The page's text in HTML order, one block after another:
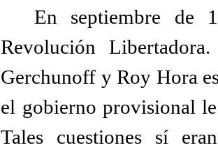
En septiembre de
Revolución
Gerchunoff y Roy Hora
el gobierno provisional
Tales cuestiones sí